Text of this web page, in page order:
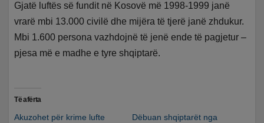
Gjatë luftës së fundit në Kosovë më 1998-1999 janë
vrarë mbi 13.000 civilë dhe mijëra të tjerë janë zhdukur.
Mbi 1.600 persona vazhdojnë të jenë ende të pagjetur –
pjesa më e madhe e tyre shqiptarë.
Të afërta
Akuzohet për krime lufte
Dëbuan shqiptarët nga